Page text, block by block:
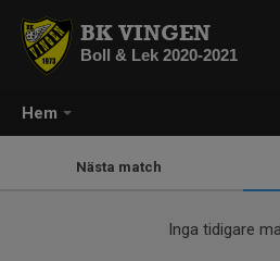
Hem
BK VINGEN
Boll & Lek 2020-2021
Nästa match
Inga tidigare